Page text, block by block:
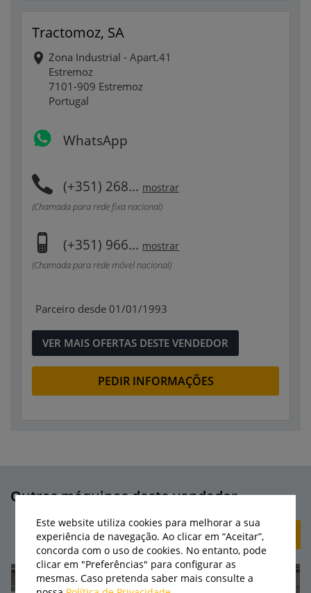
Tractomoz, SA
Zona Industrial - Apart.41
Estremoz
7101-909 Estremoz
Portugal
WhatsApp
(+351) 268... mostrar
(Chamada para rede fixa nacional)
(+351) 966... mostrar
(Chamada para rede móvel nacional)
Parceiro desde 01/01/1993
VER MAIS OFERTAS DESTE VENDEDOR
PEDIR INFORMAÇÕES
Outras máquinas deste vendedor
+ CRIAR ANÚNCIO
Este website utiliza cookies para melhorar a sua
experiência de navegação. Ao clicar em “Aceitar”,
concorda com o uso de cookies. No entanto, pode
clicar em "Preferências" para configurar as
mesmas. Caso pretenda saber mais consulte a